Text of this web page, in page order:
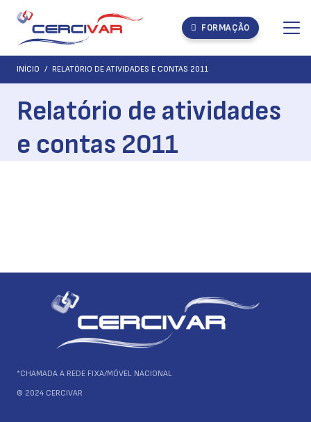
FORMAÇÃO
INÍCIO / RELATÓRIO DE ATIVIDADES E CONTAS 2011
Relatório de atividades
e contas 2011
*CHAMADA A REDE FIXA/MÓVEL NACIONAL
© 2024 CERCIVAR